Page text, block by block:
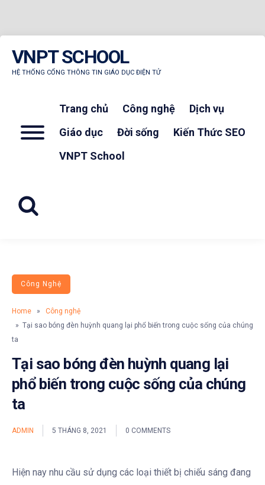
content
VNPT SCHOOL
HỆ THỐNG CỔNG THÔNG TIN GIÁO DỤC ĐIỆN TỬ
Menu
Trang chủ Công nghệ
Dịch vụ
Giáo dục
Đời sống
Kiến Thức SEO
VNPT School
Công Nghệ
Home »
Công nghệ
» Tại sao bóng đèn huỳnh quang lại phổ biến trong cuộc sống của chúng
ta
Tại sao bóng đèn huỳnh quang lại
phổ biến trong cuộc sống của chúng
ta
ADMIN 5 THÁNG 8, 2021 0 COMMENTS
Hiện nay nhu cầu sử dụng các loại thiết bị chiếu sáng đang